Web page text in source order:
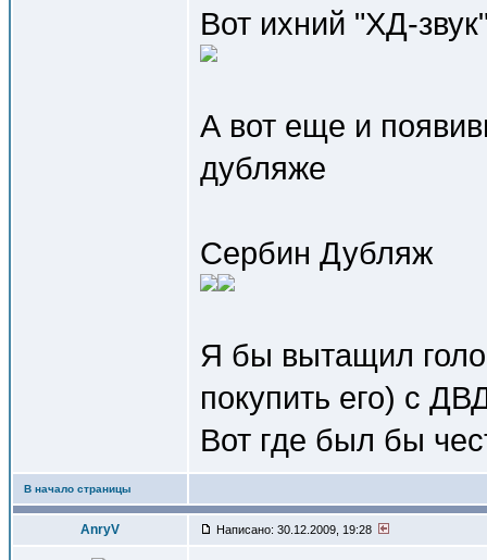
Вот ихний "ХД-
А вот еще и
дубляже
Сербин Дубляж
Я бы вытащил
покупить его) с
Вот где был бы
В начало страницы
AnryV Написано: 30.12.2009, 19:28